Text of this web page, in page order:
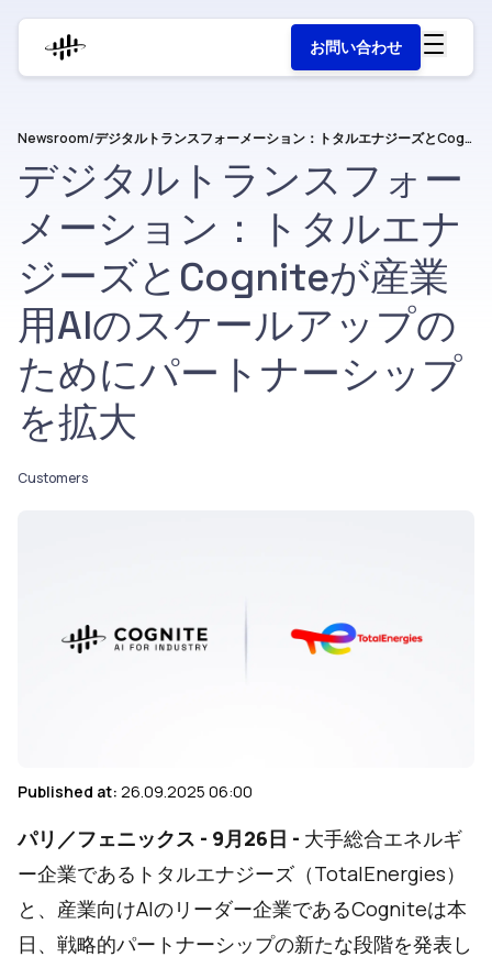
お問い合わせ
Newsroom/ デジタルトランスフォーメーション：トタルエナジーズとCogniteが産業用AIのスケールアップのためにパートナーシップを拡大
デジタルトランスフォー
メーション：トタルエナ
ジーズとCogniteが産業
用AIのスケールアップの
ためにパートナーシップ
を拡大
Customers
Published at: 26.09.2025 06:00
パリ／フェニックス - 9月26日 - 大手総合エネルギ
ー企業である トタルエナジーズ（TotalEnergies）
と、産業向けAIのリーダー企業であるCogniteは本
日、戦略的パートナーシップの新たな段階を発表し